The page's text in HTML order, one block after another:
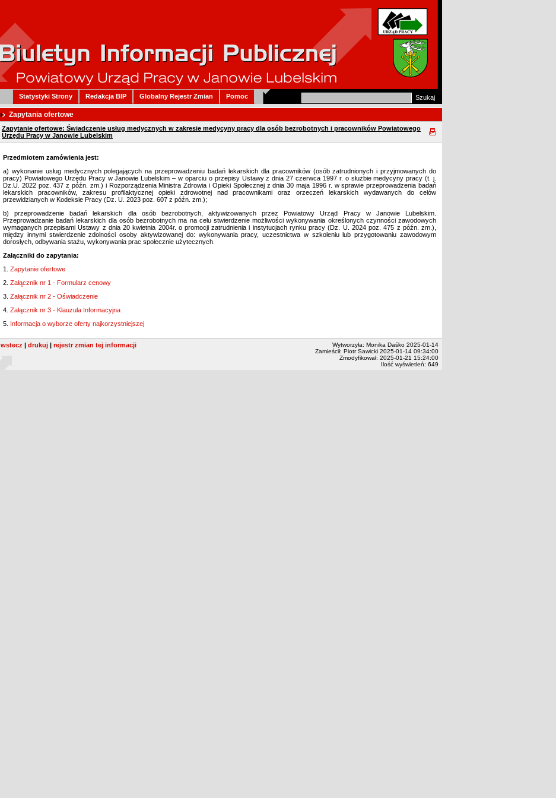
Pomoc
Globalny Rejestr Zmian
Redakcja BIP
Statystyki Strony
Zapytania ofertowe
Zapytanie ofertowe: Świadczenie usług medycznych w zakresie medycyny pracy dla osób bezrobotnych i pracowników Powiatowego
Urzędu Pracy w Janowie Lubelskim
Przedmiotem zamówienia jest:
a) wykonanie usług medycznych polegających na przeprowadzeniu badań lekarskich dla pracowników (osób zatrudnionych i przyjmowanych do
pracy) Powiatowego Urzędu Pracy w Janowie Lubelskim – w oparciu o przepisy Ustawy z dnia 27 czerwca 1997 r. o służbie medycyny pracy (t. j.
Dz.U. 2022 poz. 437 z późn. zm.) i Rozporządzenia Ministra Zdrowia i Opieki Społecznej z dnia 30 maja 1996 r. w sprawie przeprowadzenia badań
lekarskich pracowników, zakresu profilaktycznej opieki zdrowotnej nad pracownikami oraz orzeczeń lekarskich wydawanych do celów
przewidzianych w Kodeksie Pracy (Dz. U. 2023 poz. 607 z późn. zm.);
b) przeprowadzenie badań lekarskich dla osób bezrobotnych, aktywizowanych przez Powiatowy Urząd Pracy w Janowie Lubelskim.
Przeprowadzanie badań lekarskich dla osób bezrobotnych ma na celu stwierdzenie możliwości wykonywania określonych czynności zawodowych
wymaganych przepisami Ustawy z dnia 20 kwietnia 2004r. o promocji zatrudnienia i instytucjach rynku pracy (Dz. U. 2024 poz. 475 z późn. zm.),
między innymi stwierdzenie zdolności osoby aktywizowanej do: wykonywania pracy, uczestnictwa w szkoleniu lub przygotowaniu zawodowym
dorosłych, odbywania stażu, wykonywania prac społecznie użytecznych.
Załączniki do zapytania:
1. Zapytanie ofertowe
2. Załącznik nr 1 - Formularz cenowy
3. Załącznik nr 2 - Oświadczenie
4. Załącznik nr 3 - Klauzula Informacyjna
5. Informacja o wyborze oferty najkorzystniejszej
wstecz | drukuj | rejestr zmian tej informacji
Wytworzyła: Monika Daśko 2025-01-14
Zamieścił: Piotr Sawicki 2025-01-14 09:34:00
Zmodyfikował: 2025-01-21 15:24:00
Ilość wyświetleń: 649